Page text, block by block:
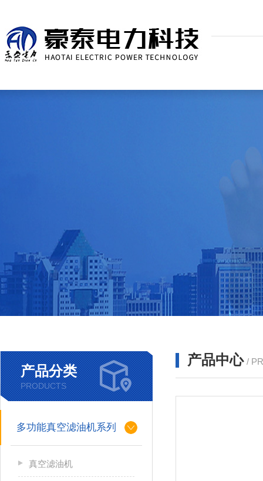
产品分类
PRODUCTS
多功能真空滤油机系列
真空滤油机
产品中心 /